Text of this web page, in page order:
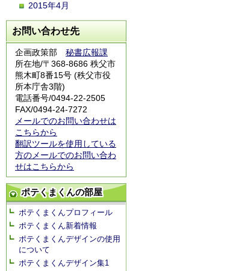
2015年4月
お問い合わせ先
企画政策部 秘書広報課
所在地/〒368-8686 秩父市
熊木町8番15号 (秩父市役
所本庁舎3階)
電話番号/0494-22-2505
FAX/0494-24-7272
メールでのお問い合わせは
こちらから
翻訳ツールを使用している
方のメールでのお問い合わ
せはこちらから
ポテくまくんの部屋
ポテくまくんプロフィール
ポテくまくん新着情報
ポテくまくんデザインの使用
について
ポテくまくんデザイン集1